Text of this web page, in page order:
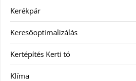
Kerékpár
Keresőoptimalizálás
Kertépítés Kerti tó
Klíma